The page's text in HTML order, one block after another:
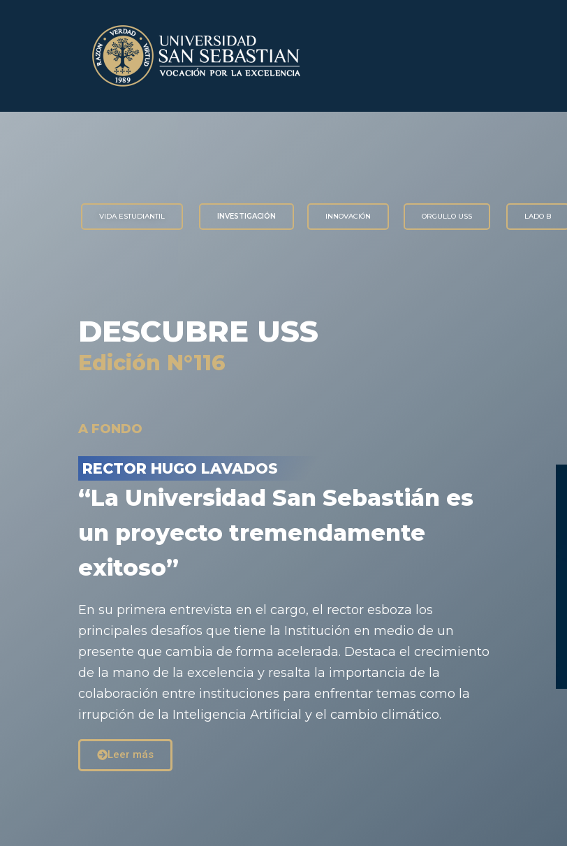
VIDA ESTUDIANTIL INVESTIGACIÓN INNOVACIÓN ORGULLO USS LADO B
DESCUBRE USS
Edición N°116
A FONDO
RECTOR HUGO LAVADOS
“La Universidad San Sebastián es
un proyecto tremendamente
exitoso”
En su primera entrevista en el cargo, el rector esboza los
principales desafíos que tiene la Institución en medio de un
presente que cambia de forma acelerada. Destaca el crecimiento
de la mano de la excelencia y resalta la importancia de la
colaboración entre instituciones para enfrentar temas como la
irrupción de la Inteligencia Artificial y el cambio climático.
Leer más